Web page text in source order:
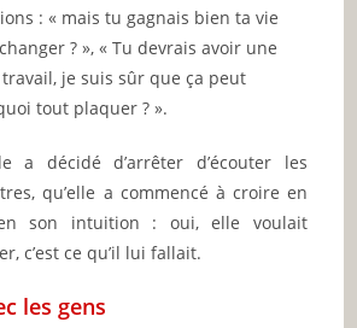
: « mais tu gagnais bien ta vie
? », « Tu devrais avoir une
je suis sûr que ça peut
tout plaquer ? ».
a décidé d’arrêter d’écouter les
qu’elle a commencé à croire en
son intuition : oui, elle voulait
c’est ce qu’il lui fallait.
les gens